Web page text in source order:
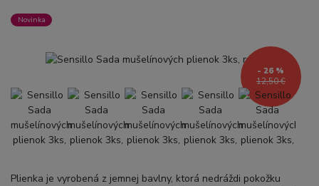
Novinka
12,50 €
- 26 %
Plienka je vyrobená z jemnej bavlny, ktorá nedráždi pokožku